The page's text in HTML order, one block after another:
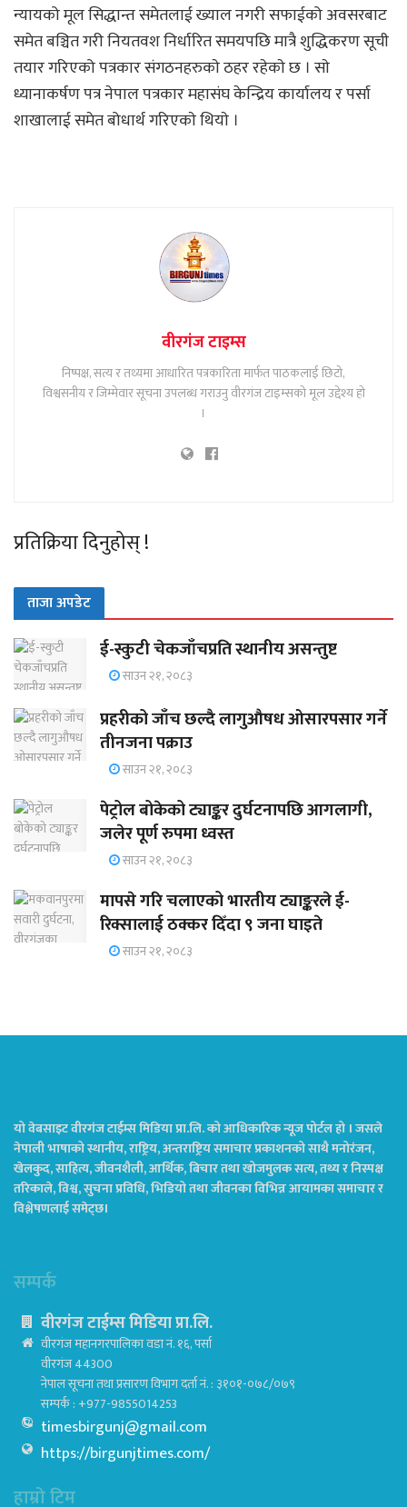
न्यायको मूल सिद्धान्त समेतलाई ख्याल नगरी सफाईको अवसरबाट
समेत बञ्चित गरी नियतवश निर्धारित समयपछि मात्रै शुद्धिकरण सूची
तयार गरिएको पत्रकार संगठनहरुकाे ठहर रहेकाे छ । साे
ध्यानाकर्षण पत्र नेपाल पत्रकार महासंघ केन्द्रिय कार्यालय र पर्सा
शाखालाई समेत बोधार्थ गरिएकाे थियाे ।
वीरगंज टाइम्स
निष्पक्ष, सत्य र तथ्यमा आधारित पत्रकारिता मार्फत पाठकलाई छिटो,
विश्वसनीय र जिम्मेवार सूचना उपलब्ध गराउनु वीरगंज टाइम्सको मूल उद्देश्य हो
।
प्रतिक्रिया दिनुहोस् !
ताजा अपडेट
ई-स्कुटी चेकजाँचप्रति स्थानीय असन्तुष्ट
साउन २१, २०८३
प्रहरीको जाँच छल्दै लागुऔषध ओसारपसार गर्ने
तीनजना पक्राउ
साउन २१, २०८३
पेट्रोल बोकेको ट्याङ्कर दुर्घटनापछि आगलागी,
जलेर पूर्ण रुपमा ध्वस्त
साउन २१, २०८३
मापसे गरि चलाएको भारतीय ट्याङ्करले ई-
रिक्सालाई ठक्कर दिँदा ९ जना घाइते
साउन २१, २०८३
यो वेबसाइट वीरगंज टाईम्स मिडिया प्रा.लि. को आधिकारिक न्यूज पोर्टल हो । जसले
नेपाली भाषाको स्थानीय, राष्ट्रिय, अन्तराष्ट्रिय समाचार प्रकाशनको साथै मनोरंजन,
खेलकुद, साहित्य, जीवनशैली, आर्थिक, बिचार तथा खोजमुलक सत्य, तथ्य र निस्पक्ष
तरिकाले, विश्व, सुचना प्रविधि, भिडियो तथा जीवनका विभिन्न आयामका समाचार र
विश्लेषणलाई समेट्छ।
सम्पर्क
वीरगंज टाईम्स मिडिया प्रा.लि.
वीरगंज महानगरपालिका वडा नं. १६, पर्सा
वीरगंज 44300
नेपाल सूचना तथा प्रसारण विभाग दर्ता नं. : ३१०१-०७८/०७९
सम्पर्क : +977-9855014253
timesbirgunj@gmail.com
https://birgunjtimes.com/
हाम्रो टिम